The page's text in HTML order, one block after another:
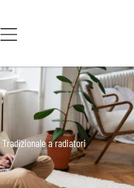
Tradizionale a radiatori